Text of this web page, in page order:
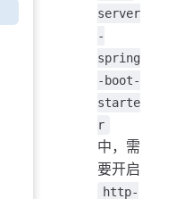
server
-
spring
-boot-
starte
r
中，需
要开启
http-